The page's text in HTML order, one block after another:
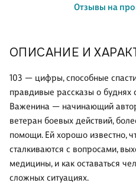
ОПИСАНИЕ И
103 — цифры, способные
правдивые рассказы о
Важенина — начинающий
ветеран боевых действий,
помощи. Ей хорошо известно,
сталкиваются с вопросами,
медицины, и как оставаться
сложных ситуациях.
Отзывы на